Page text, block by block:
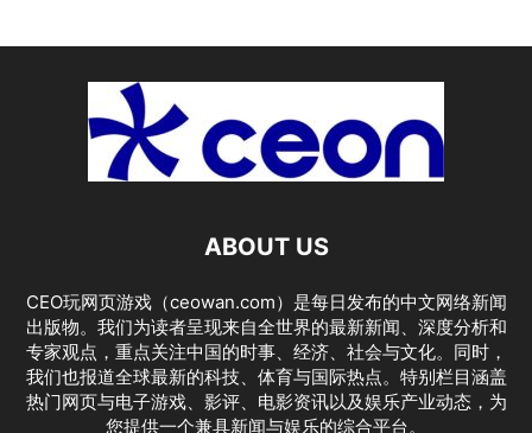
ABOUT US
CEO玩网页游戏（ceowan.com）是每日发布的中文网络新闻
出版物。我们为读者呈现来自全世界的最新新闻、深度分析和
专家观点，重点关注中国的时事、经济、社会与文化。同时，
我们也报道全球最新的科技、体育与国际热点。特别栏目涵盖
热门网页与电子游戏、影评、电影资讯以及娱乐产业动态，为
您提供一个兼具新闻与娱乐的综合平台。